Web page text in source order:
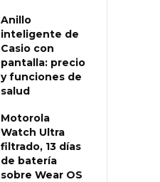
Anillo
inteligente de
Casio con
pantalla: precio
y funciones de
salud
Motorola
Watch Ultra
filtrado, 13 días
de batería
sobre Wear OS